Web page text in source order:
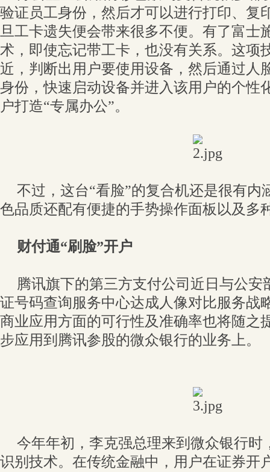
验证员工身份，然后才可以进行打印、复
旦工卡遗失便会带来很多不便。有了富士
术，即使忘记带工卡，也没有关系。这项
近，判断出用户要使用设备，然后通过人
身份，快速启动设备并进入该用户的个性
户打造“专属办公”。
不过，这台“看脸”的复合机还是很有内
色品质还配有便捷的手势操作面板以及多
财付通“刷脸”开户
腾讯旗下的第三方支付公司近日与公安
证号码查询服务中心达成人像对比服务战
商业应用方面的可行性及准确率也将随之
步应用到腾讯参股的微众银行的业务上。
今年年初，李克强总理来到微众银行时
识别技术。在传统金融中，用户在证券开